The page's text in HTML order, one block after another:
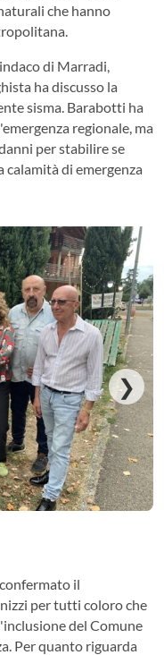
che hanno
di Marradi,
ha discusso la
sisma. Barabotti ha
regionale, ma
per stabilire se
di emergenza
❯
il
per tutti coloro che
del Comune
Per quanto riguarda